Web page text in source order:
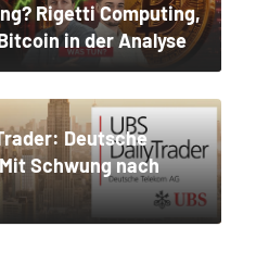
Rigetti Computing,
in der Analyse
Deutsche
Schwung nach